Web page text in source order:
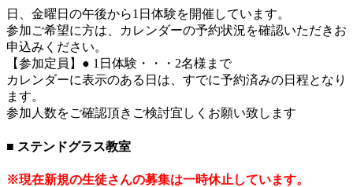
日、金曜日の午後から1日体験を開催しています。
参加ご希望に方は、カレンダーの予約状況を確認いただきお
申込みください。
【参加定員】● 1日体験・・・2名様まで
カレンダーに表示のある日は、すでに予約済みの日程となり
ます。
参加人数をご確認頂きご検討宜しくお願い致します
■ ステンドグラス教室
※現在新規の生徒さんの募集は一時休止しています。